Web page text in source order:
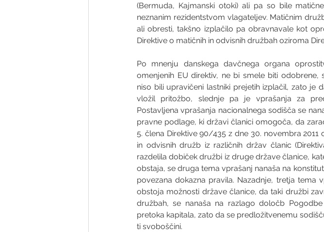
(Bermuda, Kajmanski otoki) ali pa so bile
neznanim rezidentstvom vlagateljev. Matičnim
ali obresti, takšno izplačilo pa obravnavale kot
Direktive o matičnih in odvisnih družbah oziroma
Po mnenju danskega davčnega organa
omenjenih EU direktiv, ne bi smele biti
niso bili upravičeni lastniki prejetih izplačil, zato je
vložil pritožbo, slednje pa je vprašanja za
Postavljena vprašanja nacionalnega sodišča se
pravne podlage, ki državi članici omogoča, da
5. člena Direktive 90/435 z dne 30. novembra
in odvisnih družb iz različnih držav članic
razdelila dobiček družbi iz druge države članice,
obstaja, se druga tema vprašanj nanaša na
povezana dokazna pravila. Nazadnje, tretja tema
obstoja možnosti države članice, da taki družbi
družbah, se nanaša na razlago določb
pretoka kapitala, zato da se predložitvenemu
ti svoboščini.